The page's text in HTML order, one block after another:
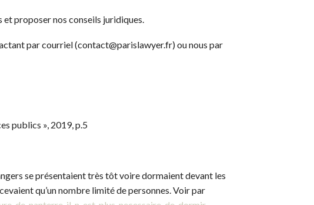
proposer nos conseils juridiques.
par courriel (contact@parislawyer.fr) ou nous par
publics », 2019, p.5
se présentaient très tôt voire dormaient devant les
qu’un nombre limité de personnes. Voir par